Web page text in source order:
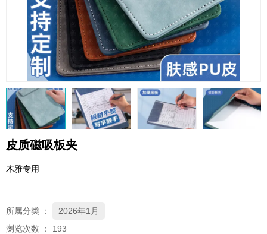
QQ邮箱
xybp@qq.com
皮质磁吸板夹
木雅专用
所属分类 ：
2026年1月
浏览次数 ： 193